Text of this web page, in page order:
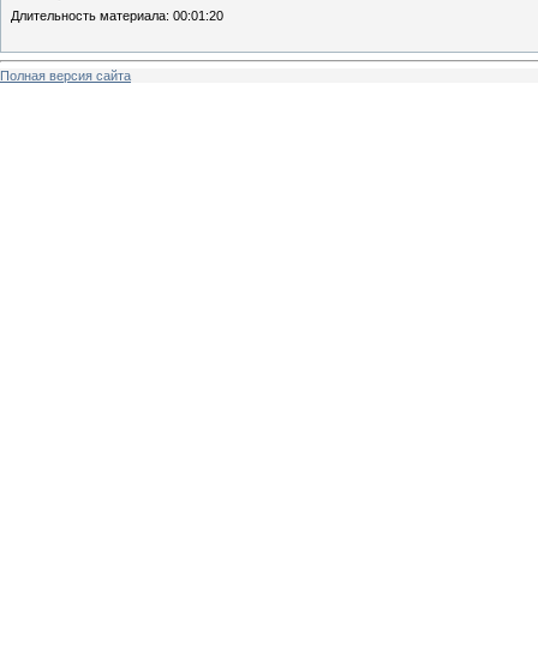
Длительность материала: 00:01:20
Полная версия сайта